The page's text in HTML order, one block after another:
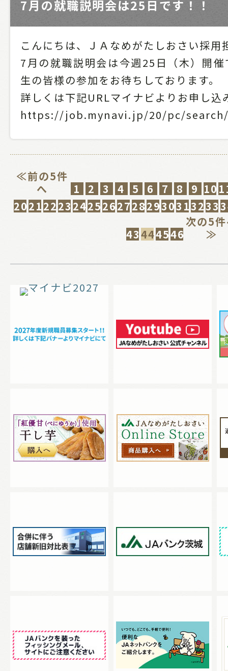
7月の就職説明会は25日です！！
こんにちは、ＪＡなめがたしおさい採用
7月の就職説明会は今週25日（木）開
生の皆様の参加をお待ちしております。
詳しくは下記URLマイナビよりお申し込
https://job.mynavi.jp/20/pc/
≪前の5件
へ
1 2 3 4 5 6 7 8 9 10
20212223 24252627282930313233
43444546
次の5
≫